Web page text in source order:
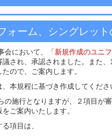
ォーム、シングレッ
において、
「新規作成のユニ
議され、承認されました。また
ので、ご案内します。
本規程に基づき作成してくださ
の施行となりますが、２項目が
ご案内いたします。
項目は、